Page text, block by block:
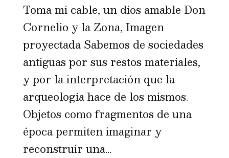
Toma mi cable, un dios amable Don
Cornelio y la Zona, Imagen
proyectada Sabemos de sociedades
antiguas por sus restos materiales,
y por la interpretación que la
arqueología hace de los mismos.
Objetos como fragmentos de una
época permiten imaginar y
reconstruir una...